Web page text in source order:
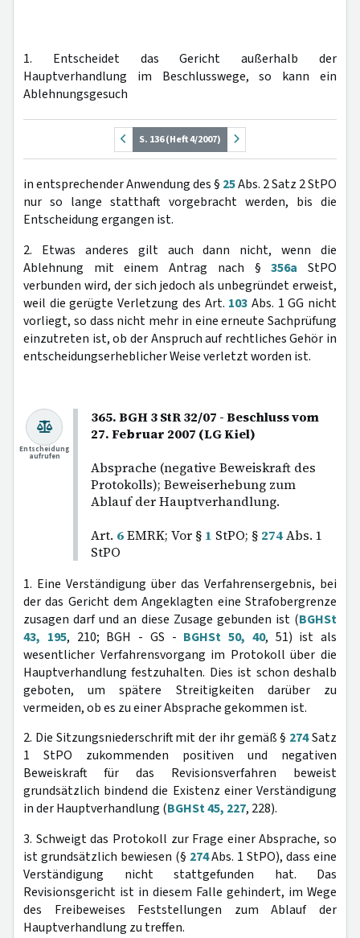
1. Entscheidet das Gericht außerhalb der
Hauptverhandlung im Beschlusswege, so kann ein
Ablehnungsgesuch
S. 136 (Heft 4/2007)
in entsprechender Anwendung des § 25Abs. 2 Satz 2 StPO
nur so lange statthaft vorgebracht werden, bis die
Entscheidung ergangen ist.
2. Etwas anderes gilt auch dann nicht, wenn die
Ablehnung mit einem Antrag nach §356a StPO
verbunden wird, der sich jedoch als unbegründet erweist,
weil die gerügte Verletzung des Art. 103 Abs. 1 GG nicht
vorliegt, so dass nicht mehr in eine erneute Sachprüfung
einzutreten ist, ob der Anspruch auf rechtliches Gehör in
entscheidungserheblicher Weise verletzt worden ist.
365. BGH 3 StR 32/07 - Beschluss vom
27. Februar 2007 (LG Kiel)
Absprache (negative Beweiskraft des
Protokolls); Beweiserhebung zum
Ablauf der Hauptverhandlung.
Art. 6EMRK; Vor § 1 StPO; § 274Abs. 1
StPO
Entscheidung
aufrufen
1. Eine Verständigung über das Verfahrensergebnis, bei
der das Gericht dem Angeklagten eine Strafobergrenze
zusagen darf und an diese Zusage gebunden ist (BGHSt
43, 195, 210; BGH - GS - BGHSt 50, 40, 51) ist als
wesentlicher Verfahrensvorgang im Protokoll über die
Hauptverhandlung festzuhalten. Dies ist schon deshalb
geboten, um spätere Streitigkeiten darüber zu
vermeiden, ob es zu einer Absprache gekommen ist.
2. Die Sitzungsniederschrift mit der ihr gemäß § 274Satz
1 StPO zukommenden positiven und negativen
Beweiskraft für das Revisionsverfahren beweist
grundsätzlich bindend die Existenz einer Verständigung
in der Hauptverhandlung (BGHSt 45, 227, 228).
3. Schweigt das Protokoll zur Frage einer Absprache, so
ist grundsätzlich bewiesen (§ 274Abs. 1 StPO), dass eine
Verständigung nicht stattgefunden hat. Das
Revisionsgericht ist in diesem Falle gehindert, im Wege
des Freibeweises Feststellungen zum Ablauf der
Hauptverhandlung zu treffen.